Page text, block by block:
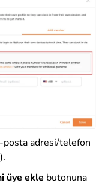
posta adresi/telefon
üye ekle butonuna